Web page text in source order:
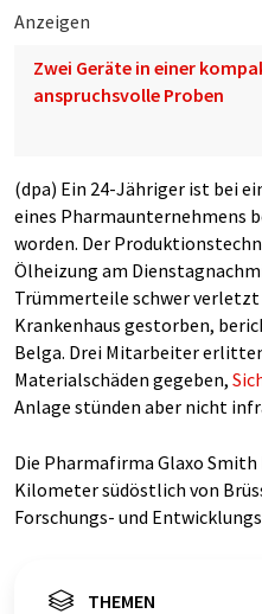
Anzeigen
Zwei Geräte in einer
anspruchsvolle Proben
(dpa) Ein 24-Jähriger ist bei
eines Pharmaunternehmens
worden. Der
Ölheizung am
Trümmerteile schwer verletzt
Krankenhaus gestorben,
Belga. Drei Mitarbeiter
Materialschäden gegeben,
Anlage stünden aber nicht
Die Pharmafirma Glaxo
Kilometer südöstlich von
Forschungs- und
THEMEN